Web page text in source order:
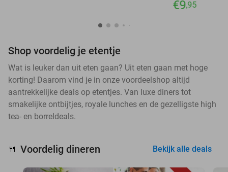
€9,95
Shop voordelig je etentje
Wat is leuker dan uit eten gaan? Uit eten gaan met hoge
korting! Daarom vind je in onze voordeelshop altijd
aantrekkelijke deals op etentjes. Van luxe diners tot
smakelijke ontbijtjes, royale lunches en de gezelligste high
tea- en borreldeals.
🍴 Voordelig dineren Bekijk alle deals